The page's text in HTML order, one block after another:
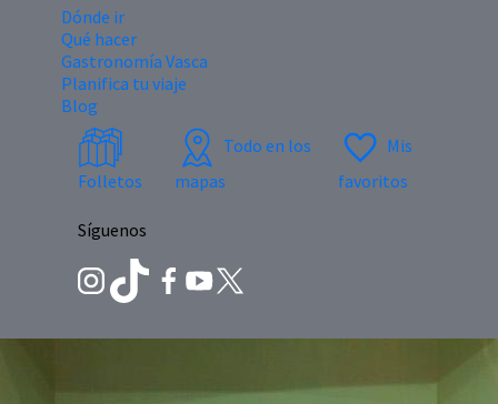
Dónde ir
Qué hacer
Gastronomía Vasca
Planifica tu viaje
Blog
Folletos
Todo en los
mapas
Mis
favoritos
Síguenos